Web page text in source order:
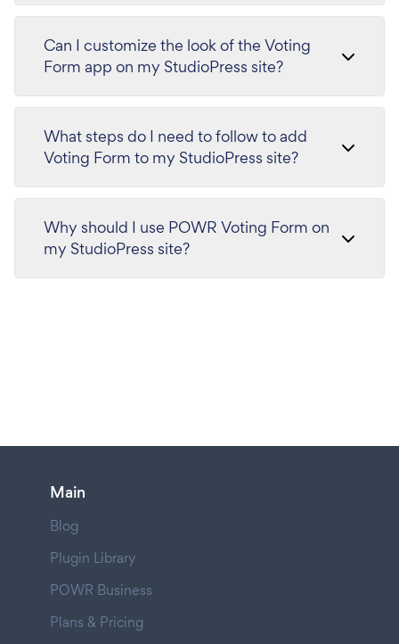
Can I customize the look of the Voting
Form app on my StudioPress site?
What steps do I need to follow to add
Voting Form to my StudioPress site?
Why should I use POWR Voting Form on
my StudioPress site?
Main
Blog
Plugin Library
POWR Business
Plans & Pricing